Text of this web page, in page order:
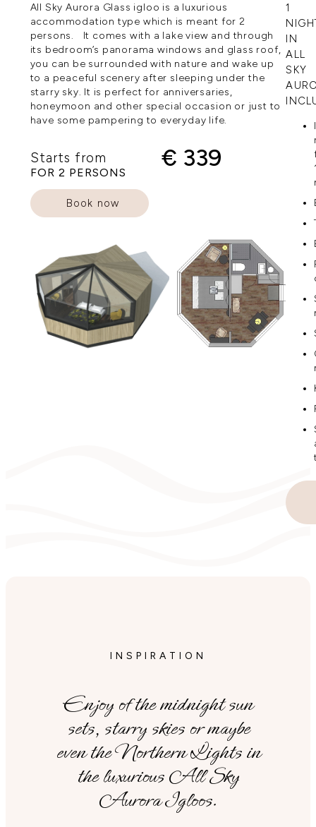
All Sky Aurora Glass igloo is a luxurious
accommodation type which is meant for 2
persons. It comes with a lake view and through
its bedroom’s panorama windows and glass roof,
you can be surrounded with nature and wake up
to a peaceful scenery after sleeping under the
starry sky. It is perfect for anniversaries,
honeymoon and other special occasion or just to
have some pampering to everyday life.
Starts from
FOR 2 PERSONS
€ 339
Book now
1
IN
ALL
SKY
INSPIRATION
Enjoy of the midnight sun
sets, starry skies or maybe
even the Northern Lights in
the luxurious All Sky
Aurora Igloos.